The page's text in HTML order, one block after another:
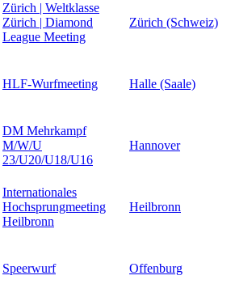
Zürich | Weltklasse
Zürich | Diamond
League Meeting
Zürich (Schweiz)
HLF-Wurfmeeting Halle (Saale)
DM Mehrkampf
M/W/U
23/U20/U18/U16
Hannover
Internationales
Hochsprungmeeting
Heilbronn
Heilbronn
Speerwurf Offenburg